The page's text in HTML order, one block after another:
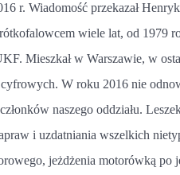
r. Wiadomość przekazał
wiele lat, od 1979
Mieszkał w Warszawie, w
cyfrowych. W roku 2016 nie
naszego oddziału.
i uzdatniania wszelkich
jeżdżenia motorówką po